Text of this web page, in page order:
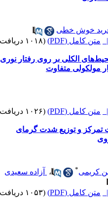
خوش خطی
متن کامل (PDF) (۱۰۱۸ دریافت)
الکلی بر روی رفتار نوری
مولکولی متفاوت
متن کامل (PDF) (۱۰۲۶ دریافت)
و توزیع شدت گرمای
کریمی ،آزاده سعیدی
متن کامل (PDF) (۱۰۵۳ دریافت)